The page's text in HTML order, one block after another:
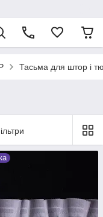
Тасьма для штор і